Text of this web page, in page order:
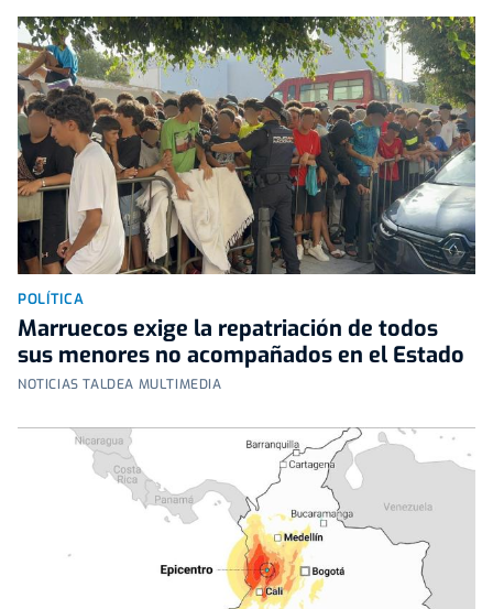
POLÍTICA
Marruecos exige la repatriación de todos
sus menores no acompañados en el Estado
NOTICIAS TALDEA MULTIMEDIA